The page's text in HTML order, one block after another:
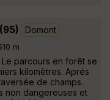
Domont
m
parcours en forêt se
kilomètres. Aprés
de champs.
non dangereuses et